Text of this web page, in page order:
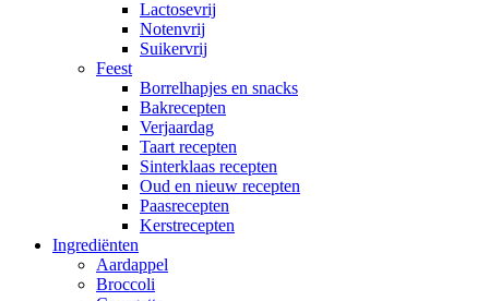
Lactosevrij
Notenvrij
Suikervrij
Feest
Borrelhapjes en snacks
Bakrecepten
Verjaardag
Taart recepten
Sinterklaas recepten
Oud en nieuw recepten
Paasrecepten
Kerstrecepten
Ingrediënten
Aardappel
Broccoli